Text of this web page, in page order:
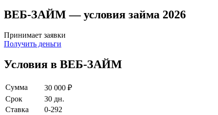
ВЕБ-ЗАЙМ — условия займа 2026
Принимает заявки
Получить деньги
Условия в ВЕБ-ЗАЙМ
Сумма
30 000 ₽
Срок
30 дн.
Ставка
0-292